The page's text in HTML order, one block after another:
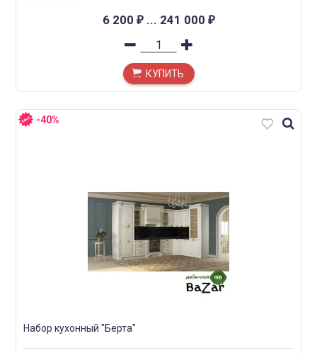
6 200 ₽... 241 000 ₽
КУПИТЬ
-40%
Набор кухонный "Берта"